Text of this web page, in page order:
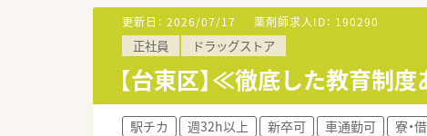
更新日： 2026/07/17 薬剤師求人ID： 190290
正社員 ドラッグストア
【台東区】≪徹底した教育制
駅チカ 週32h以上 新卒可 車通勤可 寮・